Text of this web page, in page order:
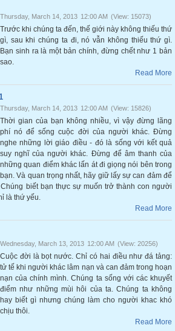
Thursday, March 14, 2013 12:00 AM (View: 15073)
Trước khi chúng ta đến, thế giới này không thiếu thứ
gì, sau khi chúng ta đi, nó vẫn không thiếu thứ gì.
Bạn sinh ra là một bản chính, đừng chết như 1 bản
sao.
Read More
Thursday, March 14, 2013 12:00 AM (View: 15826)
Thời gian của bạn không nhiều, vì vậy đừng lãng
phí nó để sống cuộc đời của người khác. Đừng
nghe những lời giáo điều - đó là sống với kết quả
suy nghĩ của người khác. Đừng để âm thanh của
những quan điểm khác lấn át đi giọng nói bên trong
bạn. Và quan trọng nhất, hãy giữ lấy sự can đảm để
biết bạn thực sự muốn trở thành con người
là thứ yếu.
Read More
Wednesday, March 13, 2013 12:00 AM (View: 20256)
Cuộc đời là bọt nước. Chỉ có hai điều như đá tảng:
tử tế khi người khác lâm nạn và can đảm trong hoạn
nạn của chính mình. Chúng ta sống với các khuyết
điểm như những mùi hôi của ta. Chúng ta không
hay biết gì nhưng chúng làm cho người khac khó
chịu thôi.
Read More